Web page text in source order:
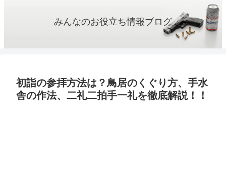
みんなのお役立ち情報ブログ
初詣の参拝方法は？鳥居のくぐり方、手水
舎の作法、二礼二拍手一礼を徹底解説！！